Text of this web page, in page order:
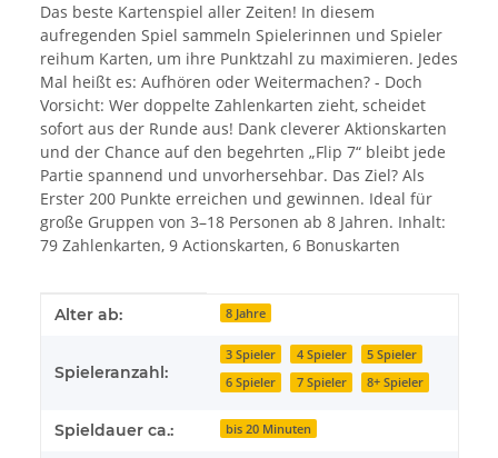
Das beste Kartenspiel aller Zeiten! In diesem
aufregenden Spiel sammeln Spielerinnen und Spieler
reihum Karten, um ihre Punktzahl zu maximieren. Jedes
Mal heißt es: Aufhören oder Weitermachen? - Doch
Vorsicht: Wer doppelte Zahlenkarten zieht, scheidet
sofort aus der Runde aus! Dank cleverer Aktionskarten
und der Chance auf den begehrten „Flip 7“ bleibt jede
Partie spannend und unvorhersehbar. Das Ziel? Als
Erster 200 Punkte erreichen und gewinnen. Ideal für
große Gruppen von 3–18 Personen ab 8 Jahren. Inhalt:
79 Zahlenkarten, 9 Actionskarten, 6 Bonuskarten
Produkteigenschaft
Wert
Alter ab: 8 Jahre
Spieleranzahl:
3 Spieler 4 Spieler
5 Spieler
6 Spieler
7 Spieler 8+ Spieler
Spieldauer ca.: bis 20 Minuten